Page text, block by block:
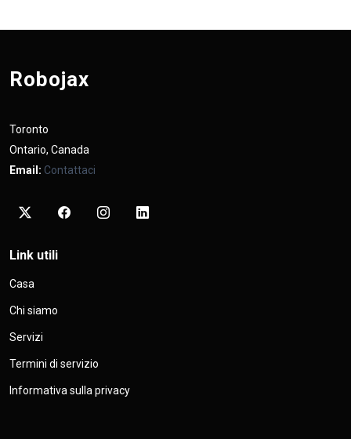
Robojax
Toronto
Ontario, Canada
Email: Contattaci
Link utili
Casa
Chi siamo
Servizi
Termini di servizio
Informativa sulla privacy